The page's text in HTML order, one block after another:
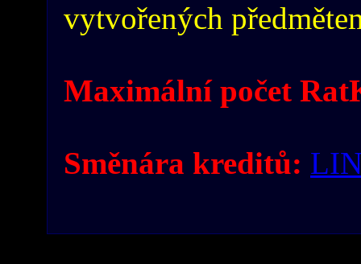
vytvořených
Maximální počet
Směnára kreditů: